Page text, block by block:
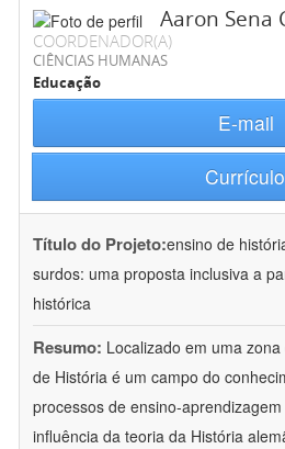
Aaron Sena
COORDENADOR(A)
CIÊNCIAS HUMANAS
Educação
E-mail
Currículo
Título do Projeto:ensino de
surdos: uma proposta inclusiva a
histórica
Resumo: Localizado em uma
de História é um campo do
processos de ensino-
influência da teoria da História